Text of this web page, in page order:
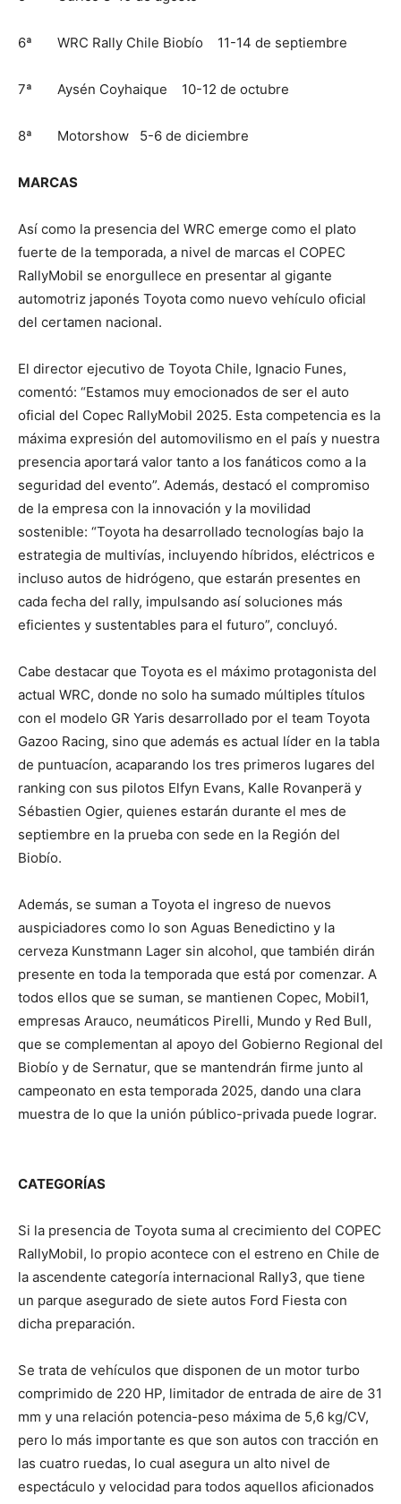
6ª WRC Rally Chile Biobío 11-14 de septiembre
7ª Aysén Coyhaique 10-12 de octubre
8ª Motorshow 5-6 de diciembre
MARCAS
Así como la presencia del WRC emerge como el plato
fuerte de la temporada, a nivel de marcas el COPEC
RallyMobil se enorgullece en presentar al gigante
automotriz japonés Toyota como nuevo vehículo oficial
del certamen nacional.
El director ejecutivo de Toyota Chile, Ignacio Funes,
comentó: “Estamos muy emocionados de ser el auto
oficial del Copec RallyMobil 2025. Esta competencia es la
máxima expresión del automovilismo en el país y nuestra
presencia aportará valor tanto a los fanáticos como a la
seguridad del evento”. Además, destacó el compromiso
de la empresa con la innovación y la movilidad
sostenible: “Toyota ha desarrollado tecnologías bajo la
estrategia de multivías, incluyendo híbridos, eléctricos e
incluso autos de hidrógeno, que estarán presentes en
cada fecha del rally, impulsando así soluciones más
eficientes y sustentables para el futuro”, concluyó.
Cabe destacar que Toyota es el máximo protagonista del
actual WRC, donde no solo ha sumado múltiples títulos
con el modelo GR Yaris desarrollado por el team Toyota
Gazoo Racing, sino que además es actual líder en la tabla
de puntuacíon, acaparando los tres primeros lugares del
ranking con sus pilotos Elfyn Evans, Kalle Rovanperä y
Sébastien Ogier, quienes estarán durante el mes de
septiembre en la prueba con sede en la Región del
Biobío.
Además, se suman a Toyota el ingreso de nuevos
auspiciadores como lo son Aguas Benedictino y la
cerveza Kunstmann Lager sin alcohol, que también dirán
presente en toda la temporada que está por comenzar. A
todos ellos que se suman, se mantienen Copec, Mobil1,
empresas Arauco, neumáticos Pirelli, Mundo y Red Bull,
que se complementan al apoyo del Gobierno Regional del
Biobío y de Sernatur, que se mantendrán firme junto al
campeonato en esta temporada 2025, dando una clara
muestra de lo que la unión público-privada puede lograr.
CATEGORÍAS
Si la presencia de Toyota suma al crecimiento del COPEC
RallyMobil, lo propio acontece con el estreno en Chile de
la ascendente categoría internacional Rally3, que tiene
un parque asegurado de siete autos Ford Fiesta con
dicha preparación.
Se trata de vehículos que disponen de un motor turbo
comprimido de 220 HP, limitador de entrada de aire de 31
mm y una relación potencia-peso máxima de 5,6 kg/CV,
pero lo más importante es que son autos con tracción en
las cuatro ruedas, lo cual asegura un alto nivel de
espectáculo y velocidad para todos aquellos aficionados